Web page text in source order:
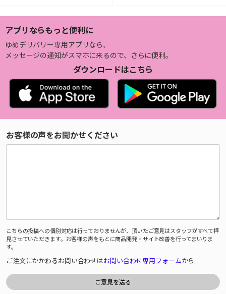
アプリならもっと便利に
ゆめデリバリー専用アプリなら、
メッセージの通知がスマホに来るので、さらに便利。
ダウンロードはこちら
お客様の声をお聞かせください
こちらの投稿への個別対応は行っておりませんが、頂いたご意見はスタッフがすべて拝
見させていただきます。お客様の声をもとに商品開発・サイト改善を行ってまいりま
す。
ご注文にかかわるお問い合わせはお問い合わせ専用フォームから